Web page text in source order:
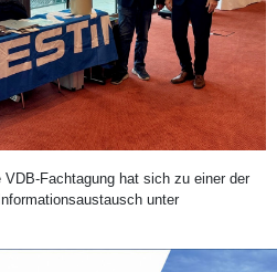
Fachtagung hat sich zu einer der
unter